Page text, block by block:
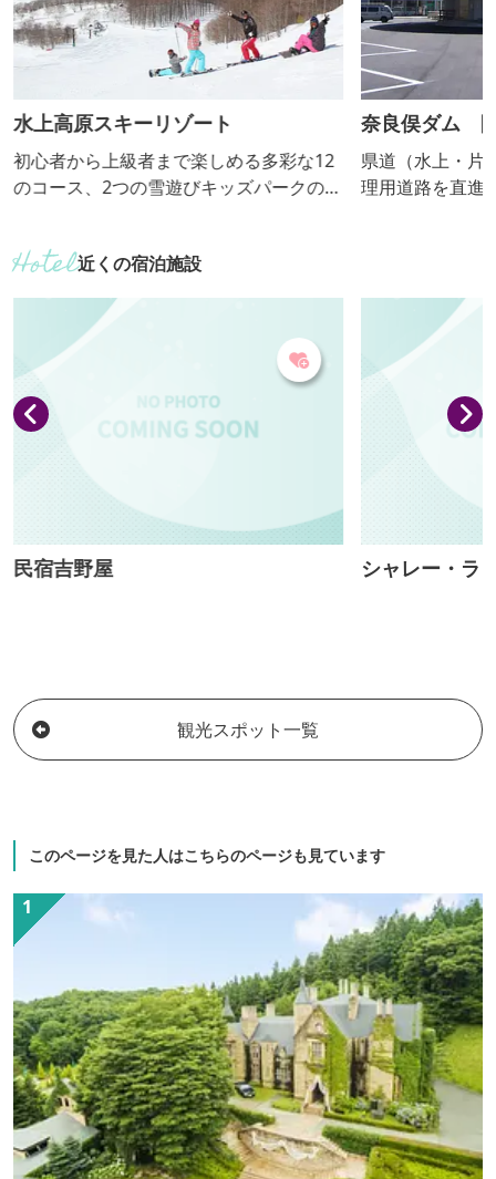
水上高原スキーリゾート
初心者から上級者まで楽しめる多彩な12
のコース、2つの雪遊びキッズパークのほ
ジャーランド。 スキー・スノーボードだ
けではなく、家族で楽しめるスキー場で
す。大浴場や託児所等の施設も完備。 ゲ
レンデ目の前！隣接した「水上高原ホテ
ル２００」でのんびりと寛ぐリゾートス
テイをご満喫ください。
奈良俣ダム
プならまた）
県道（水上・片
理用道路を直進
む利根川源流の
コントラスト
メートルの高
づいた渓谷の紅
できます。冬
閉鎖していま
近くの宿泊施設
民宿吉野屋 シャレー・ラ
観光スポット一覧
このページを見た人はこちらのページも見ています